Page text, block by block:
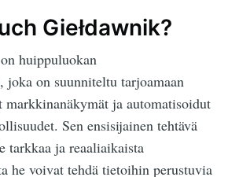
Giełdawnik?
on huippuluokan
joka on suunniteltu tarjoamaan
markkinanäkymät ja automatisoidut
Sen ensisijainen tehtävä
tarkkaa ja reaaliaikaista
he voivat tehdä tietoihin perustuvia